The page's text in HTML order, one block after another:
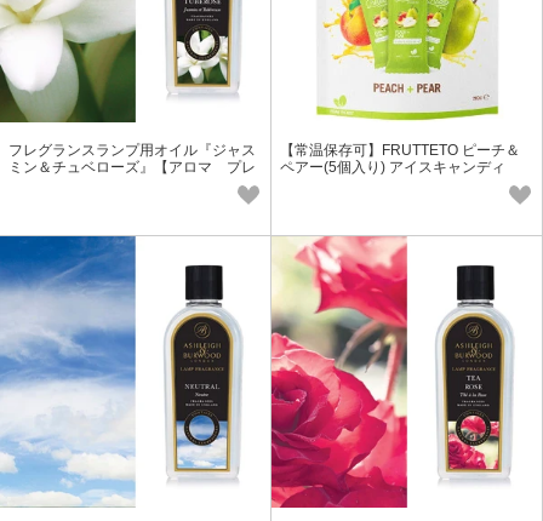
フレグランスランプ用オイル『ジャス
ミン＆チュベローズ』【アロマ プレ
【常温保存可】FRUTTETO ピーチ＆
ペアー(5個入り) アイスキャンディ